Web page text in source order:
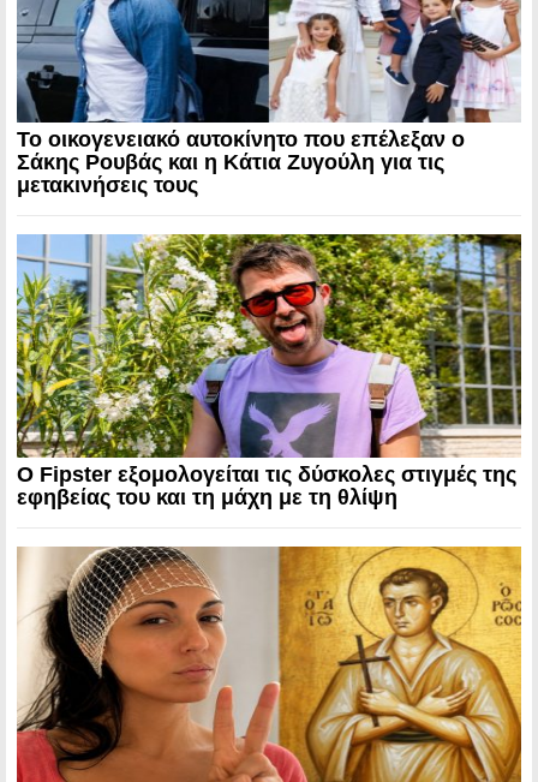
Το οικογενειακό αυτοκίνητο που επέλεξαν ο
Σάκης Ρουβάς και η Κάτια Ζυγούλη για τις
μετακινήσεις τους
Ο Fipster εξομολογείται τις δύσκολες στιγμές της
εφηβείας του και τη μάχη με τη θλίψη